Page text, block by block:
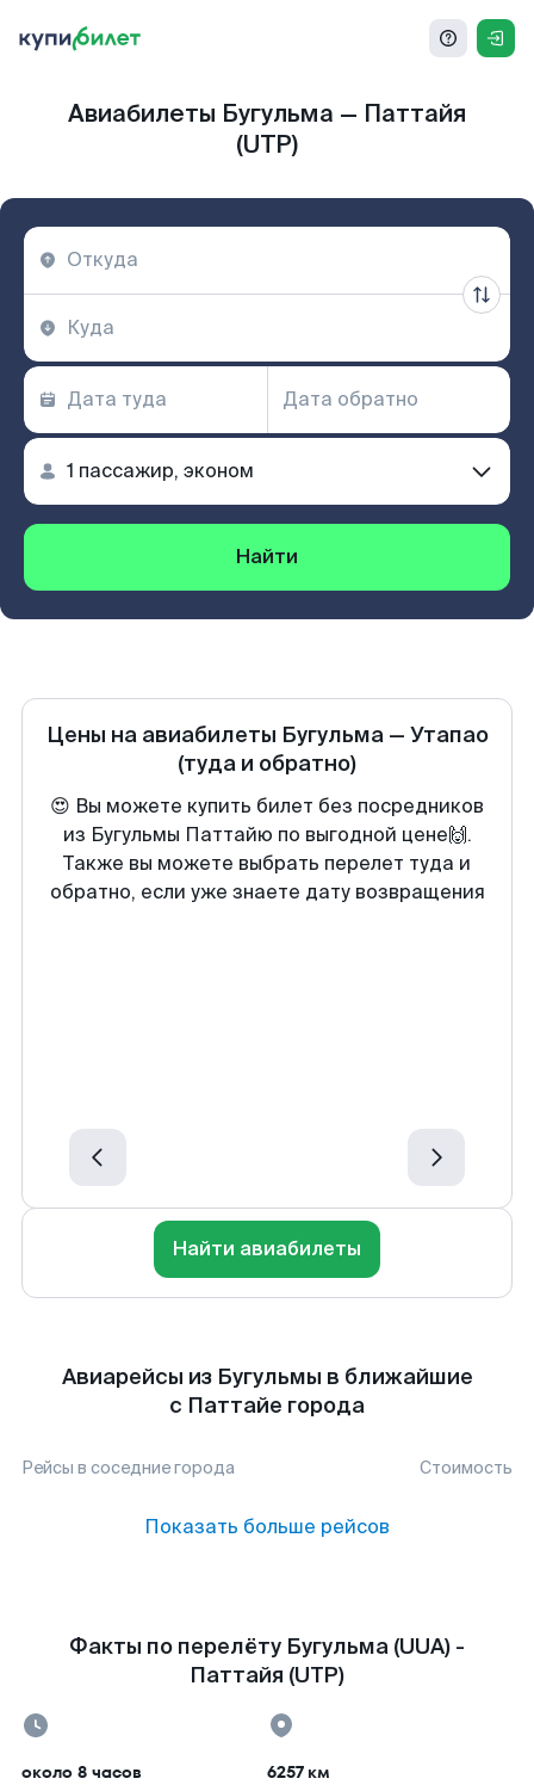
Авиабилеты Бугульма — Паттайя
(UTP)
Найти
Цены на авиабилеты Бугульма— Утапао
(туда и обратно)
😍 Вы можете купить билет без посредников
из Бугульмы Паттайю по выгодной цене🙌.
Также вы можете выбрать перелет туда и
обратно, если уже знаете дату возвращения
Найти авиабилеты
Авиарейсы из Бугульмы в ближайшие
с Паттайе города
Рейсы в соседние города Стоимость
Показать больше рейсов
Факты по перелёту Бугульма (UUA) -
Паттайя (UTP)
около 8 часов 6257 км